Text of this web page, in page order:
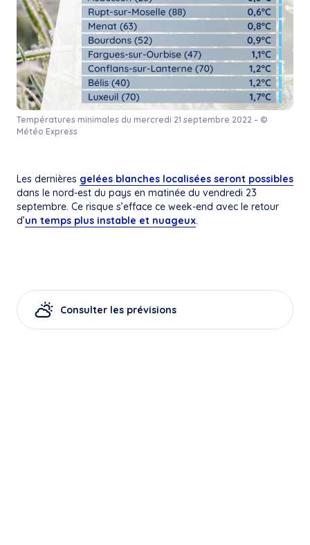
Températures minimales du mercredi 21 septembre 2022 – ©
Météo Express
Les dernières gelées blanches localisées seront possibles
dans le nord-est du pays en matinée du vendredi 23
septembre. Ce risque s’efface ce week-end avec le retour
d’un temps plus instable et nuageux.
Consulter les prévisions